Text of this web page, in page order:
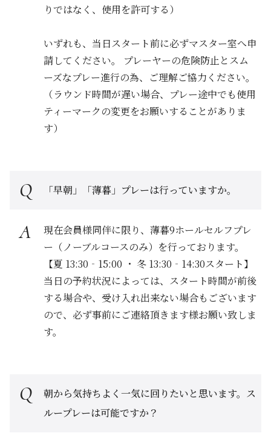
りではなく、使用を許可する）
いずれも、当日スタート前に必ずマスター室へ申
請してください。 プレーヤーの危険防止とスム
ーズなプレー進行の為、ご理解ご協力ください。
（ラウンド時間が遅い場合、プレー途中でも使用
ティーマークの変更をお願いすることがありま
す）
「早朝」「薄暮」プレーは行っていますか。
現在会員様同伴に限り、薄暮9ホールセルフプレ
ー（ノーブルコースのみ）を行っております。
【夏 13:30‐15:00 ・ 冬 13:30‐14:30スタート】
当日の予約状況によっては、スタート時間が前後
する場合や、受け入れ出来ない場合もございます
ので、必ず事前にご連絡頂きます様お願い致しま
す。
朝から気持ちよく一気に回りたいと思います。ス
ループレーは可能ですか？